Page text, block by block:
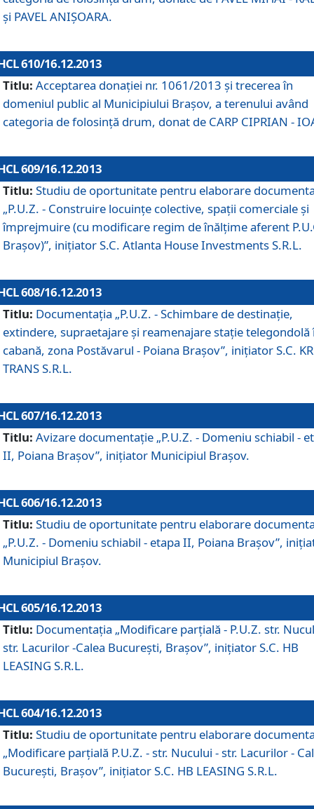
şi PAVEL ANIŞOARA.
610/16.12.2013
Titlu: Acceptarea donaţiei nr. 1061/2013 şi trecerea în
domeniul public al Municipiului Braşov, a terenului având
categoria de folosinţă drum, donat de CARP CIPRIAN -
609/16.12.2013
Titlu: Studiu de oportunitate pentru elaborare
„P.U.Z. - Construire locuinţe colective, spaţii comerciale şi
împrejmuire (cu modificare regim de înălţime aferent
Braşov)”, iniţiator S.C. Atlanta House Investments S.R.L.
608/16.12.2013
Titlu: Documentaţia „P.U.Z. - Schimbare de destinaţie,
extindere, supraetajare şi reamenajare staţie telegondolă
cabană, zona Postăvarul - Poiana Braşov”, iniţiator S.C.
TRANS S.R.L.
607/16.12.2013
Titlu: Avizare documentaţie „P.U.Z. - Domeniu schiabil -
II, Poiana Braşov”, iniţiator Municipiul Braşov.
606/16.12.2013
Titlu: Studiu de oportunitate pentru elaborare
„P.U.Z. - Domeniu schiabil - etapa II, Poiana Braşov”,
Municipiul Braşov.
605/16.12.2013
Titlu: Documentaţia „Modificare parţială - P.U.Z. str.
str. Lacurilor -Calea Bucureşti, Braşov”, iniţiator S.C. HB
LEASING S.R.L.
604/16.12.2013
Titlu: Studiu de oportunitate pentru elaborare
„Modificare parţială P.U.Z. - str. Nucului - str. Lacurilor -
Bucureşti, Braşov”, iniţiator S.C. HB LEASING S.R.L.